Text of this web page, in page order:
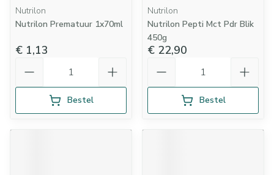
Nutrilon
Nutrilon Prematuur 1x70ml
€ 1,13
Bestel
Nutrilon
Nutrilon Pepti Mct Pdr Blik
450g
€ 22,90
Bestel